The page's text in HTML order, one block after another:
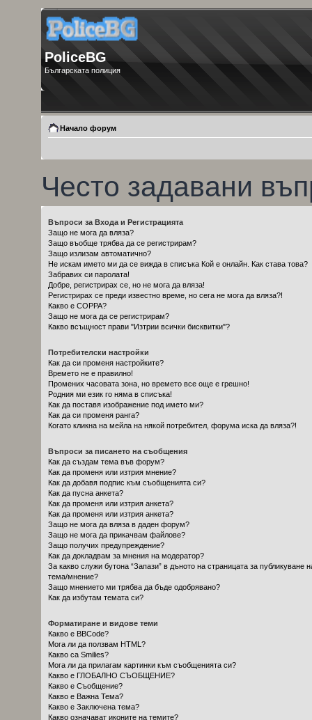
PoliceBG
Българската полиция
Начало форум
Често задавани
Въпроси за Входа и Регистрацията
Защо не мога да вляза?
Защо въобще трябва да се регистрирам?
Защо излизам автоматично?
Не искам името ми да се вижда в списъка Кой е онлайн. Как става това?
Забравих си паролата!
Добре, регистрирах се, но не мога да вляза!
Регистрирах се преди известно време, но сега не мога да вляза?!
Какво е COPPA?
Защо не мога да се регистрирам?
Какво всъщност прави "Изтрии всички бисквитки"?
Потребителски настройки
Как да си променя настройките?
Времето не е правилно!
Промених часовата зона, но времето все още е грешно!
Родния ми език го няма в списъка!
Как да поставя изображение под името ми?
Как да си променя ранга?
Когато кликна на мейла на някой потребител, форума иска да вляза?!
Въпроси за писането на съобщения
Как да създам тема във форум?
Как да променя или изтрия мнение?
Как да добавя подпис към съобщенията си?
Как да пусна анкета?
Как да променя или изтрия анкета?
Как да променя или изтрия анкета?
Защо не мога да вляза в даден форум?
Защо не мога да прикачвам файлове?
Защо получих предупреждение?
Как да докладвам за мнения на модератор?
За какво служи бутона “Запази” в дъното на страницата за публикуване
тема/мнение?
Защо мнението ми трябва да бъде одобрявано?
Как да избутам темата си?
Форматиране и видове теми
Какво е BBCode?
Мога ли да ползвам HTML?
Какво са Smilies?
Мога ли да прилагам картинки към съобщенията си?
Какво е ГЛОБАЛНО СЪОБЩЕНИЕ?
Какво е Съобщение?
Какво е Важна Тема?
Какво е Заключена тема?
Какво означават иконите на темите?